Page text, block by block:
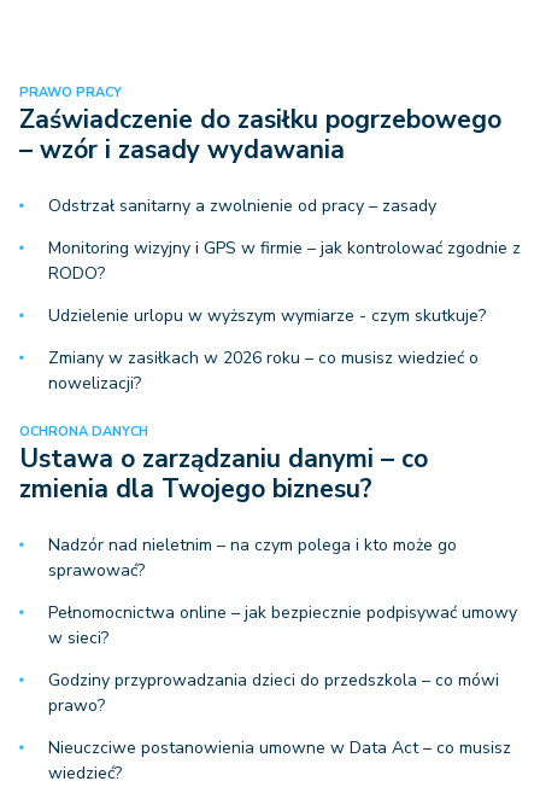
PRAWO PRACY
Zaświadczenie do zasiłku pogrzebowego
– wzór i zasady wydawania
Odstrzał sanitarny a zwolnienie od pracy – zasady
Monitoring wizyjny i GPS w firmie – jak kontrolować zgodnie z
RODO?
Udzielenie urlopu w wyższym wymiarze - czym skutkuje?
Zmiany w zasiłkach w 2026 roku – co musisz wiedzieć o
nowelizacji?
OCHRONA DANYCH
Ustawa o zarządzaniu danymi – co
zmienia dla Twojego biznesu?
Nadzór nad nieletnim – na czym polega i kto może go
sprawować?
Pełnomocnictwa online – jak bezpiecznie podpisywać umowy
w sieci?
Godziny przyprowadzania dzieci do przedszkola – co mówi
prawo?
Nieuczciwe postanowienia umowne w Data Act – co musisz
wiedzieć?